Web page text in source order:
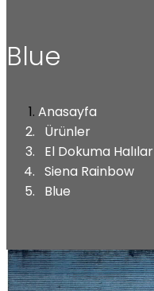
Blue
Anasayfa
Ürünler
El Dokuma Halılar
Siena Rainbow
Blue